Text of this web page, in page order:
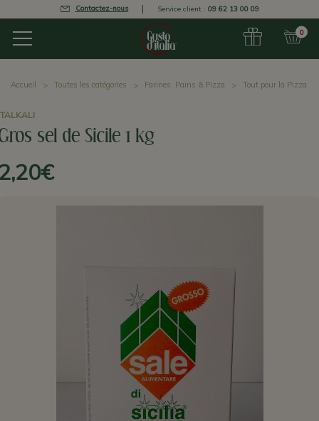
Contactez-nous Service client : 09 62 13 00 09
0
Accueil Toutes les catégories Farines, Pains & Pizza Tout pour la Pizza
sel de Sicile 1 kg